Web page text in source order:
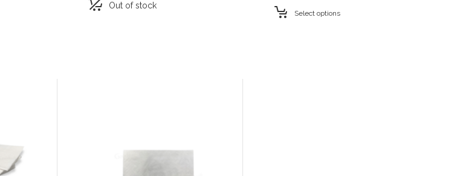
Out of stock
Select options